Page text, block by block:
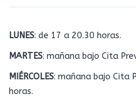
LUNES: de 17 a 20.30 horas.
MARTES: mañana bajo Cita
MIÉRCOLES: mañana bajo Cita
horas.